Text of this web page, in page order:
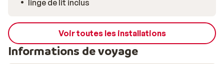
linge de lit inclus
Voir toutes les installations
Informations de voyage